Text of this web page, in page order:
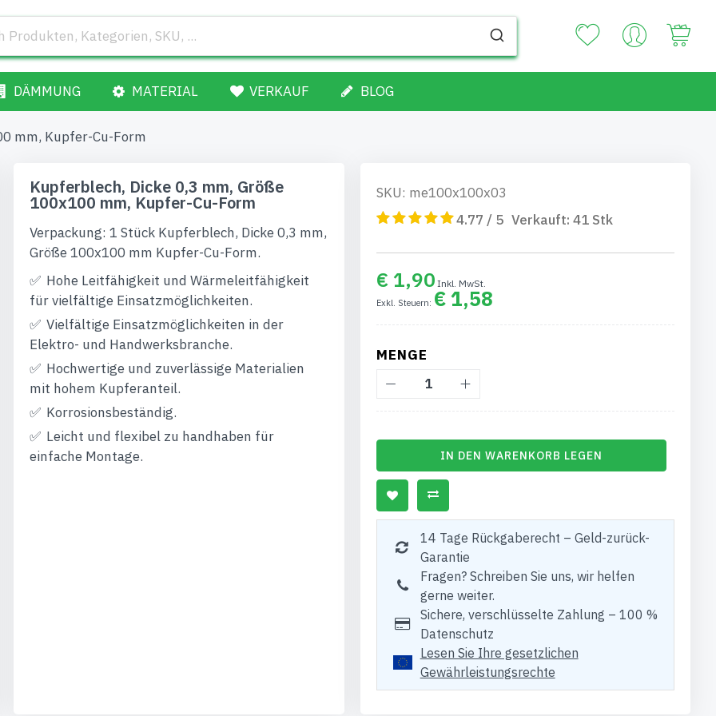
DÄMMUNG MATERIAL VERKAUF BLOG
mm, Kupfer-Cu-Form
Kupferblech, Dicke 0,3 mm, Größe
100x100 mm, Kupfer-Cu-Form
Verpackung: 1 Stück Kupferblech, Dicke 0,3 mm,
Größe 100x100 mm Kupfer-Cu-Form.
Hohe Leitfähigkeit und Wärmeleitfähigkeit
für vielfältige Einsatzmöglichkeiten.
Vielfältige Einsatzmöglichkeiten in der
Elektro- und Handwerksbranche.
Hochwertige und zuverlässige Materialien
mit hohem Kupferanteil.
Korrosionsbeständig.
Leicht und flexibel zu handhaben für
einfache Montage.
SKU: me100x100x03
4.77 / 5 Verkauft: 41Stk
€ 1,90
€ 1,58
MENGE
IN DEN WARENKORB LEGEN
14 Tage Rückgaberecht – Geld-zurück-
Garantie
Fragen? Schreiben Sie uns, wir helfen
gerne weiter.
Sichere, verschlüsselte Zahlung – 100 %
Datenschutz
Lesen Sie Ihre gesetzlichen
Gewährleistungsrechte